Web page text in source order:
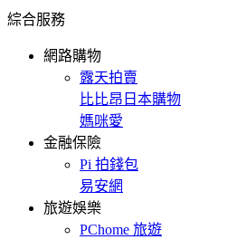
綜合服務
網路購物
露天拍賣
比比昂日本購物
媽咪愛
金融保險
Pi 拍錢包
易安網
旅遊娛樂
PChome 旅遊